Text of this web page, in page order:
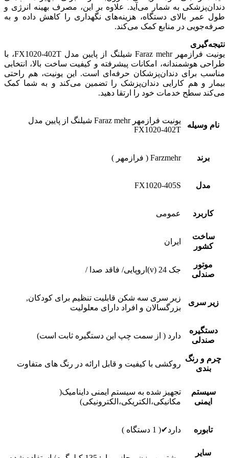
دندان‌پزشکی به شمار می‌آید. علاوه بر این، مصرف بهینه انرژی و
طول عمر بالای دستگاه، هزینه‌های نگهداری را کاهش داده و به
صرفه‌جویی در منابع کمک می‌کند.
نتیجه‌گیری
یونیت فرازمهر Faraz mehr شیلنگ از پایین مدل FX1020-402T، با
طراحی هوشمندانه، امکانات پیشرفته و کیفیت ساخت بالا، انتخابی
مناسب برای دندان‌پزشکان حرفه‌ای است. این یونیت، هم راحتی
بیمار و هم کارایی دندان‌پزشک را تضمین می‌کند و به شما کمک
می‌کند سطح خدمات خود را ارتقا دهید.
نام وسیله
یونیت فرازمهر Faraz mehr شیلنگ از پایین مدل
FX1020-402T
برند Farzmehr ( فرازمهر )
مدل FX1020-405S
کاربرد عمومی
ساخت
کشور
ایران
موتور
صندلی
جک 24 (v)اروپایی/ فاقد صدا /
زیر سری
زیر سری سه شکن قابلیت تنظیم برای کودکان,
بزرگسالان و افراد دارای معلولیت
دستگیره
صندلی
دارد ( از سمت چپ این دستگیره ثابت است)
چرم و رنگ
بندی
روکشی با کیفیت و قابل ارائه در رنگ های متفاوت
سیستم
ایمنی
تجهیز شده به سیستم ایمنی داینامیک(
مکانیکی،الکتریکی،الکترونیکی)
تابوره دارد✔( 1 دستگاه )
سایر